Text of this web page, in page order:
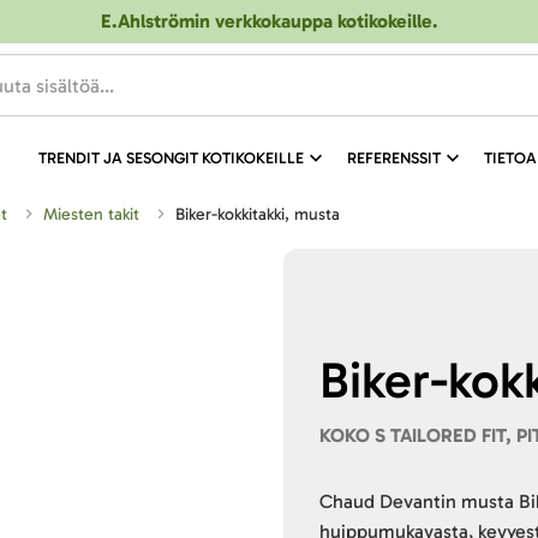
E.Ahlströmin verkkokauppa kotikokeille.
TRENDIT JA SESONGIT KOTIKOKEILLE REFERENSSIT
Miesten takit Biker-kokkitakki, musta
Biker-
KOKO S TAILORED FIT,
Chaud Devantin musta
huippumukavasta,